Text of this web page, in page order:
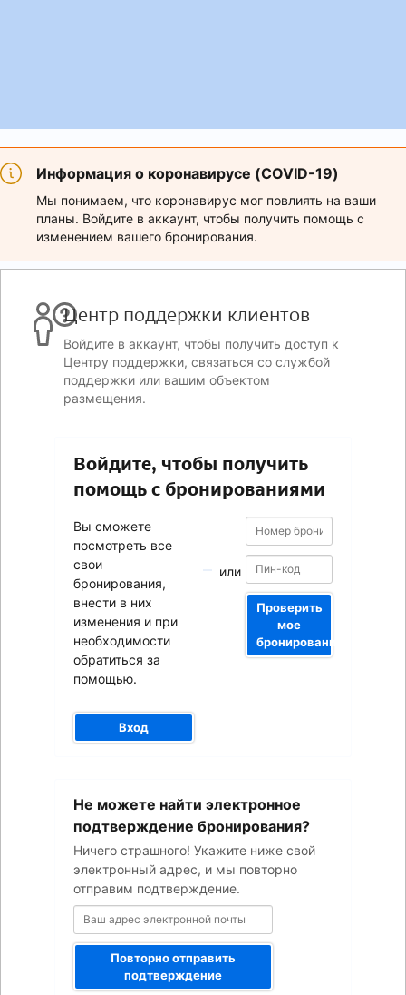
Информация о коронавирусе (COVID-19)
Мы понимаем, что коронавирус мог повлиять на ваши
планы. Войдите в аккаунт, чтобы получить помощь с
изменением вашего бронирования.
Центр поддержки клиентов
Войдите в аккаунт, чтобы получить доступ к
Центру поддержки, связаться со службой
поддержки или вашим объектом
размещения.
Войдите, чтобы получить
помощь с бронированиями
Вы сможете
посмотреть все
свои
бронирования,
внести в них
изменения и при
необходимости
обратиться за
помощью.
Вход
или
Номер
бронирования
Номер
бронирования
Проверить
мое
бронирование
Не можете найти электронное
подтверждение бронирования?
Ничего страшного! Укажите ниже свой
электронный адрес, и мы повторно
отправим подтверждение.
адрес
электронной
почты
Повторно отправить
подтверждение